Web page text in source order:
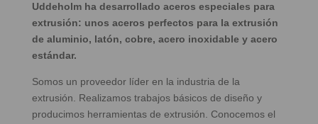
Uddeholm ha desarrollado aceros especiales para
extrusión: unos aceros perfectos para la extrusión
de aluminio, latón, cobre, acero inoxidable y acero
estándar.
Somos un proveedor líder en la industria de la
extrusión. Realizamos trabajos básicos de diseño y
producimos herramientas de extrusión. Conocemos el